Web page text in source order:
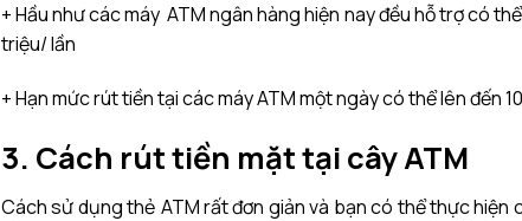
+ Hầu như các máy ATM ngân hàng hiện nay đều hỗ trợ có
triệu/ lần
+ Hạn mức rút tiền tại các máy ATM một ngày có thể lên đến
3. Cách rút tiền mặt tại cây ATM
Cách sử dụng thẻ ATM rất đơn giản và bạn có thể thực hiện